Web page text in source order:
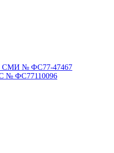
СМИ № ФС77-47467
№ ФС77110096